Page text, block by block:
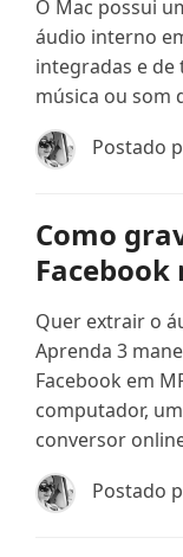
O Mac possui
áudio interno
integradas e de
música ou som
Postado
Como
Facebook
Quer extrair o
Aprenda 3
Facebook em
computador,
conversor
Postado